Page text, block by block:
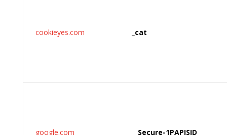
cookieyes.com _cat
google.com __Secure-1PAPISID